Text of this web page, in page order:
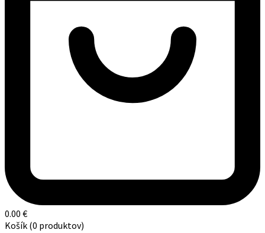
0.00 €
Košík (0 produktov)